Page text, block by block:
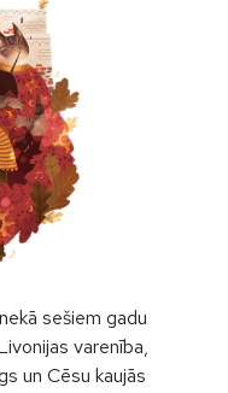
sešiem gadu
varenība,
un Cēsu kaujās